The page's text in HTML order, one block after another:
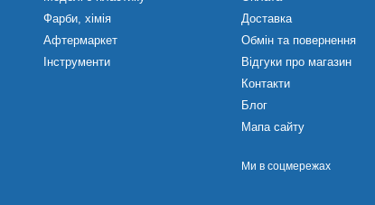
Фарби, хімія
Афтермаркет
Інструменти
Доставка
Обмін та повернення
Відгуки про магазин
Контакти
Блог
Мапа сайту
Ми в соцмережах